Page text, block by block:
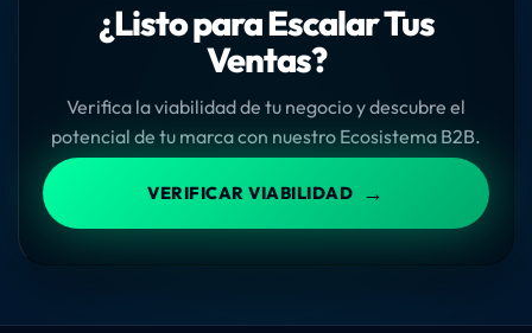
¿Listo para Escalar Tus
Ventas?
Verifica la viabilidad de tu negocio y descubre el
potencial de tu marca con nuestro Ecosistema B2B.
VERIFICAR VIABILIDAD →